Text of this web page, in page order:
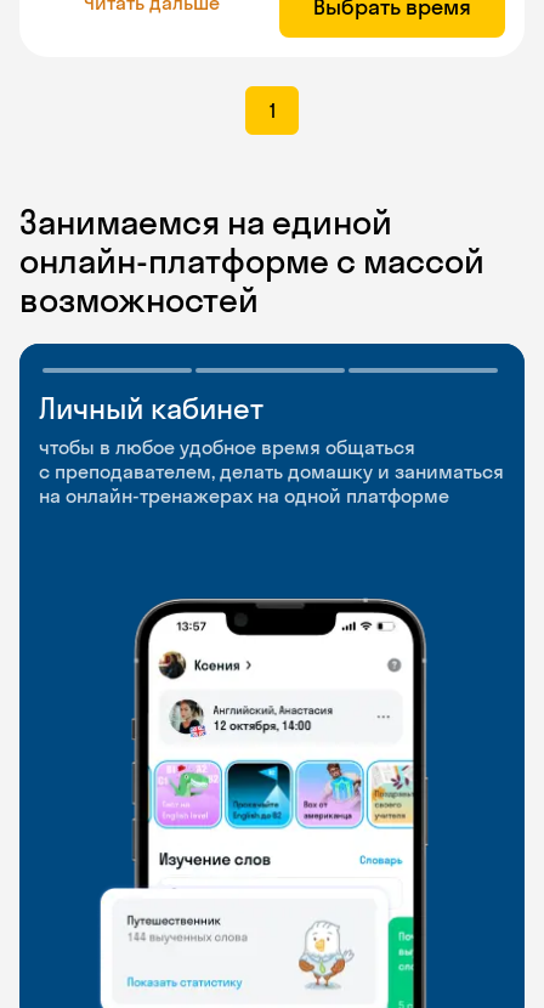
Выбрать время
1
Занимаемся на единой
онлайн-платформе с массой
возможностей
Личный кабинет
чтобы в любое удобное время общаться
с преподавателем, делать домашку и заниматься
на онлайн-тренажерах на одной платформе
Мобильное
приложение
чтобы заниматься и изучать новые слова где
и когда удобно
Разговорные клубы
и Talks
Групповые занятия для разговорной практики
и индивидуальные встречи с преподавателями